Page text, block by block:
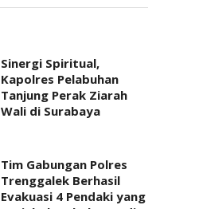
Sinergi Spiritual,
Kapolres Pelabuhan
Tanjung Perak Ziarah
Wali di Surabaya
Tim Gabungan Polres
Trenggalek Berhasil
Evakuasi 4 Pendaki yang